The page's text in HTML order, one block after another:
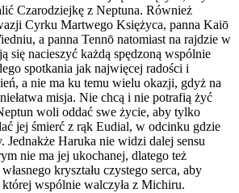
Czarodziejkę z Neptuna. Również
Cyrku Martwego Księżyca, panna Kaiō
a panna Tennō natomiast na rajdzie w
się nacieszyć każdą spędzoną wspólnie
spotkania jak najwięcej radości i
a nie ma ku temu wielu okazji, gdyż na
misja. Nie chcą i nie potrafią żyć
woli oddać swe życie, aby tylko
jej śmierć z rąk Eudial, w odcinku gdzie
Jednakże Haruka nie widzi dalej sensu
nie ma jej ukochanej, dlatego też
kryształu czystego serca, aby
wspólnie walczyła z Michiru.